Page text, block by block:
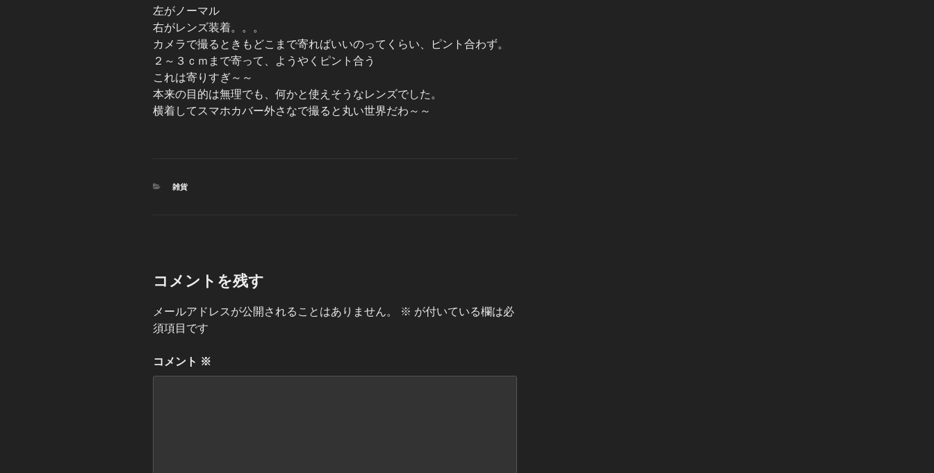
左がノーマル
右がレンズ装着。。。
カメラで撮るときもどこまで寄ればいいのってくらい、ピント合わず。
２～３ｃｍまで寄って、ようやくピント合う
これは寄りすぎ～～
本来の目的は無理でも、何かと使えそうなレンズでした。
横着してスマホカバー外さなで撮ると丸い世界だわ～～
カ
雑貨
コメントを残す
メールアドレスが公開されることはありません。 ※ が付いている欄は必
須項目です
コメント ※